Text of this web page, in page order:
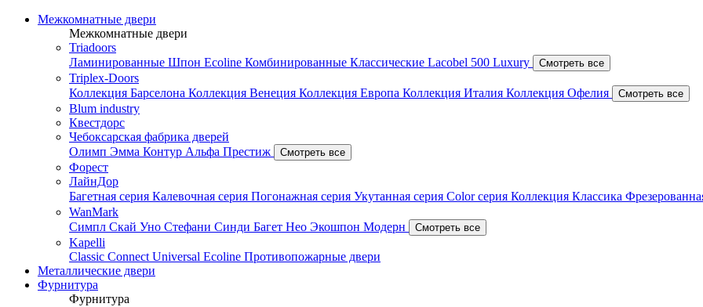
Межкомнатные двери
Межкомнатные двери
Triadoors
Ламинированные Шпон Ecoline Комбинированные Классические Lacobel 500 Luxury Смотреть все
Triplex-Doors
Коллекция Барселона Коллекция Венеция Коллекция Европа Коллекция Италия Коллекция Офелия Смотреть все
Blum industry
Квестдорс
Чебоксарская фабрика дверей
Олимп Эмма Контур Альфа Престиж Смотреть все
Форест
ЛайнДор
Багетная серия Калевочная серия Погонажная серия Укутанная серия Color серия Коллекция Классика
WanMark
Симпл Скай Уно Стефани Синди Багет Нео Экошпон Модерн Смотреть все
Kapelli
Classic Connect Universal Ecoline Противопожарные двери
Металлические двери
Фурнитура
Фурнитура